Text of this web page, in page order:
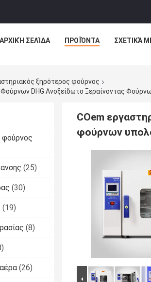
ΑΡΧΙΚΉ ΣΕΛΊΔΑ ΠΡΟΪΌΝΤΑ ΣΧΕΤΙΚΆ
ξηρότερος φούρνος
DHG Ανοξείδωτο Ξεραίνοντας
φούρνος
(25)
(30)
(19)
(8)
(26)
COem
φούρνων